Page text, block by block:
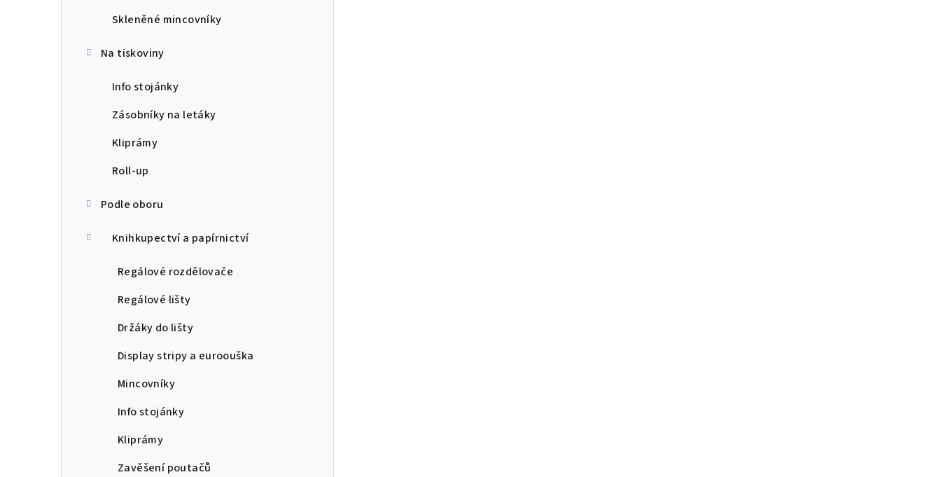
Skleněné mincovníky
Na tiskoviny
Info stojánky
Zásobníky na letáky
Kliprámy
Roll-up
Podle oboru
Knihkupectví a papírnictví
Regálové rozdělovače
Regálové lišty
Držáky do lišty
Display stripy a euroouška
Mincovníky
Info stojánky
Kliprámy
Zavěšení poutačů